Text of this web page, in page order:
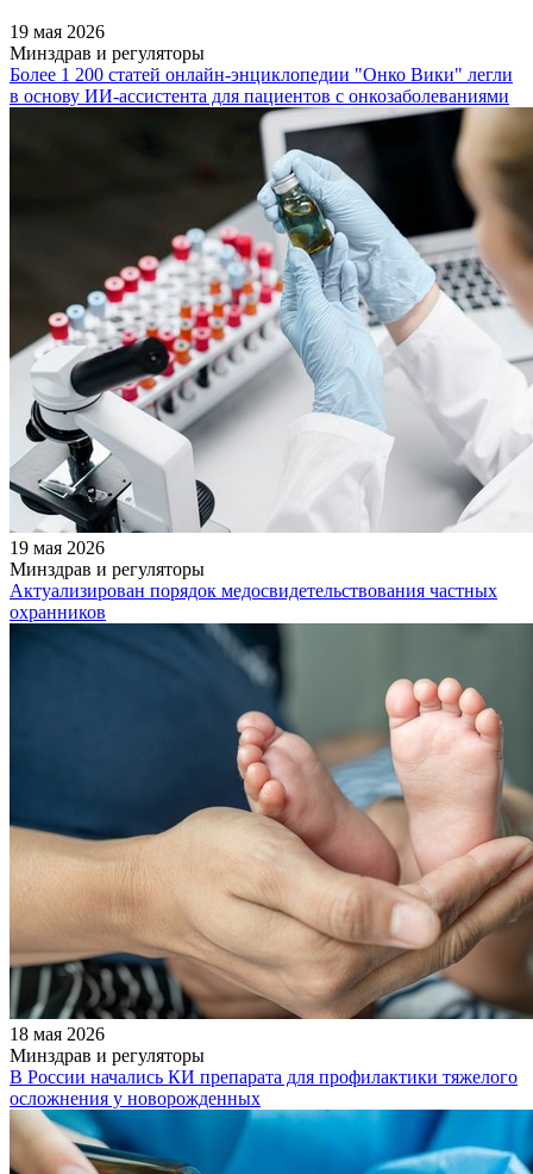
19 мая 2026
Минздрав и регуляторы
Более 1 200 статей онлайн-энциклопедии "Онко Вики" легли
в основу ИИ-ассистента для пациентов с онкозаболеваниями
19 мая 2026
Минздрав и регуляторы
Актуализирован порядок медосвидетельствования частных
охранников
18 мая 2026
Минздрав и регуляторы
В России начались КИ препарата для профилактики тяжелого
осложнения у новорожденных